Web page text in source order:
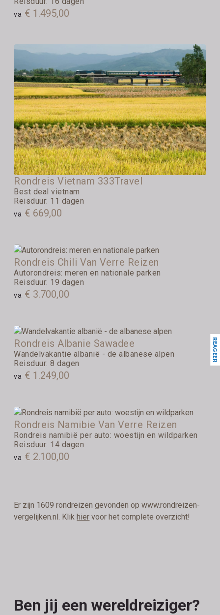
va € 1.495,00
Rondreis Vietnam 333Travel
Best deal vietnam
Reisduur: 11 dagen
va € 669,00
Rondreis Chili Van Verre Reizen
Autorondreis: meren en nationale parken
Reisduur: 19 dagen
va € 3.700,00
Rondreis Albanie Sawadee
Wandelvakantie albanië - de albanese alpen
Reisduur: 8 dagen
va € 1.249,00
Rondreis Namibie Van Verre Reizen
Rondreis namibië per auto: woestijn en wildparken
Reisduur: 14 dagen
va € 2.100,00
Er zijn 1609 rondreizen gevonden op www.rondreizen-
vergelijken.nl. Klikhier voor het complete overzicht!
Ben jij een wereldreiziger?
REAGEER